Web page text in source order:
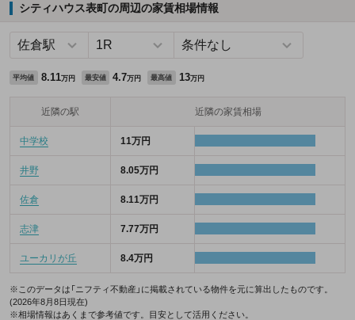
シティハウス表町の周辺の家賃相場情報
平均値 8.11万円 最安値 4.7万円 最高値 13万円
近隣の駅 近隣の家賃相場
中学校 11万円
井野 8.05万円
佐倉 8.11万円
志津 7.77万円
ユーカリが丘 8.4万円
※このデータは「ニフティ不動産」に掲載されている物件を元に算出したものです。
(2026年8月8日現在)
※相場情報はあくまで参考値です。目安として活用ください。